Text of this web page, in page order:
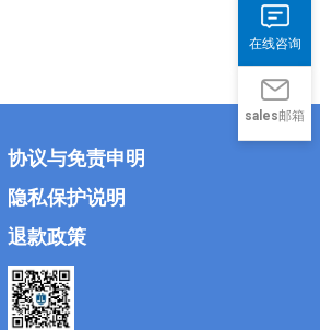
协议与免责申明
隐私保护说明
退款政策
在线咨询
sales邮箱